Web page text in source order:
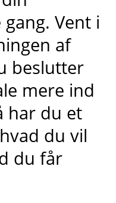
Vent i
af
beslutter
mere ind
har du et
du vil
du får